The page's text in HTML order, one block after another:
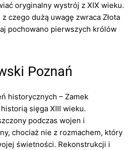
oryginalny wystrój z XIX wieku.
czego dużą uwagę zwraca Złota
pochowano pierwszych królów
Poznań
historycznych – Zamek
sięga XIII wieku.
podczas wojen i
chociaż nie z rozmachem, który
świetności. Rekonstrukcji i